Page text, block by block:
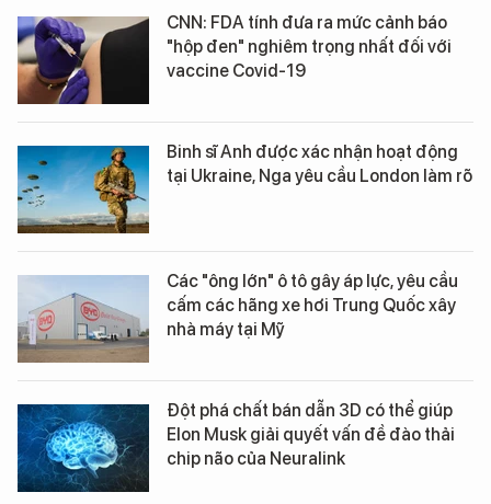
CNN: FDA tính đưa ra mức cảnh báo
"hộp đen" nghiêm trọng nhất đối với
vaccine Covid-19
Binh sĩ Anh được xác nhận hoạt động
tại Ukraine, Nga yêu cầu London làm rõ
Các "ông lớn" ô tô gây áp lực, yêu cầu
cấm các hãng xe hơi Trung Quốc xây
nhà máy tại Mỹ
Đột phá chất bán dẫn 3D có thể giúp
Elon Musk giải quyết vấn đề đào thải
chip não của Neuralink